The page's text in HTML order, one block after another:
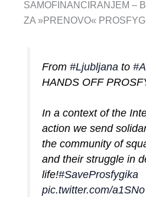
SAMOFINANCIRANJEM –
ZA »PRENOVO«
From#Ljubljana to
HANDS OFF
In a context of the
action we send
the community of
and their struggle in
life!#SaveProsfygika
pic.twitter.com/